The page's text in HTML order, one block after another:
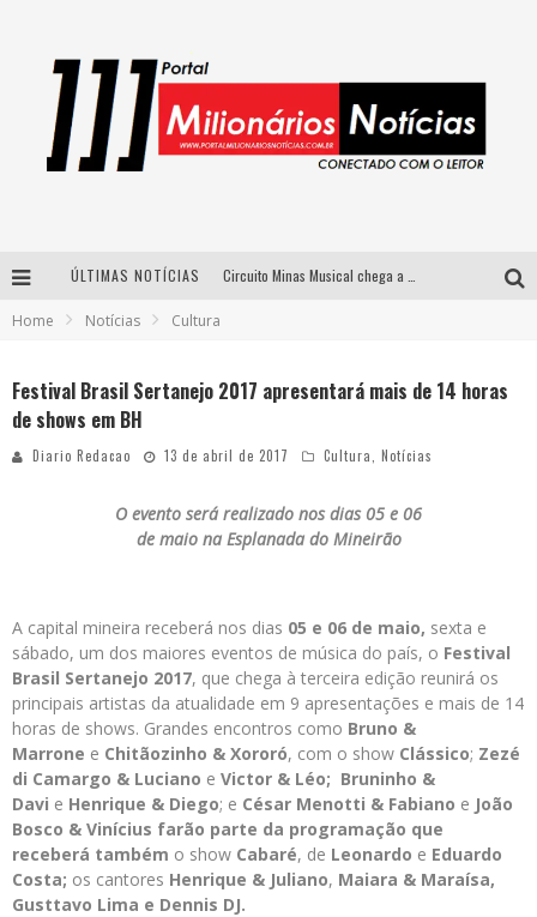
ÚLTIMAS NOTÍCIAS
Home Notícias Cultura
Festival Brasil Sertanejo 2017 apresentará mais de 14 horas
de shows em BH
Diario Redacao 13 de abril de 2017 Cultura Notícias
O evento será realizado nos dias 05 e 06
de maio na Esplanada do Mineirão
A capital mineira receberá nos dias 05 e 06 de maio, sexta e
sábado, um dos maiores eventos de música do país, o Festival
Brasil Sertanejo 2017, que chega à terceira edição reunirá os
principais artistas da atualidade em 9 apresentações e mais de 14
horas de shows. Grandes encontros como Bruno &
Marrone e Chitãozinho & Xororó, com o show Clássico; Zezé
di Camargo & Luciano e Victor & Léo; Bruninho &
Davi e Henrique & Diego; e César Menotti & Fabiano e João
Bosco & Vinícius farão parte da programação que
receberá também o show Cabaré, de Leonardo e Eduardo
Costa; os cantores Henrique & Juliano, Maiara & Maraísa,
Gusttavo Lima e Dennis DJ.